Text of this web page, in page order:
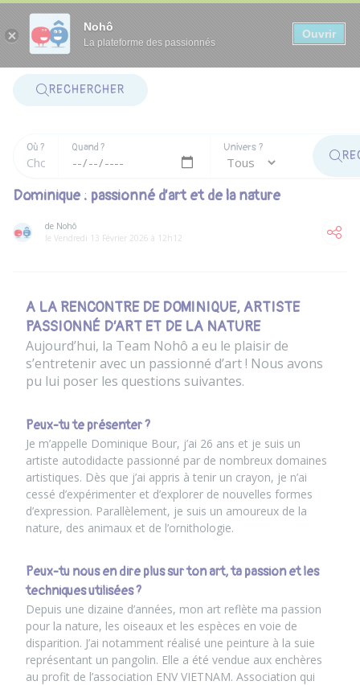
Nohô
La plateforme des passionnés
Ouvrir
RECHERCHER
Où ? Quand ? Univers ?
Dominique : passionné d’art et de la nature
de Nohô
le Vendredi 13 Février 2026 à 12h12
A LA RENCONTRE DE DOMINIQUE, ARTISTE
PASSIONNÉ D’ART ET DE LA NATURE
Aujourd’hui, la Team Nohô a eu le plaisir de
s’entretenir avec un passionné d’art ! Nous avons
pu lui poser les questions suivantes.
Peux-tu te présenter ?
Je m’appelle Dominique Bour, j’ai 26 ans et je suis un
artiste autodidacte passionné par de nombreux domaines
artistiques. Dès que j’ai appris à tenir un crayon, je n’ai
cessé d’expérimenter et d’explorer de nouvelles formes
d’expression. Parallèlement, je suis un amoureux de la
nature, des animaux et de l’ornithologie.
Peux-tu nous en dire plus sur ton art, ta passion et les
techniques utilisées ?
Depuis une dizaine d’années, mon art reflète ma passion
pour la nature, les oiseaux et les espèces en voie de
disparition. J’ai notamment réalisé une peinture à la suie
représentant un pangolin. Elle a été vendue aux enchères
au profit de l’association ENV VIETNAM. Association qui
Panneau de gestion des cookies